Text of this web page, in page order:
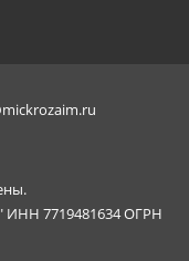
7719481634 ОГРН